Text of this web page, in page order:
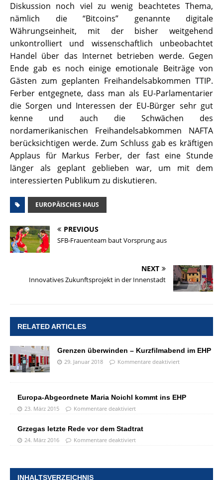
Diskussion noch viel zu wenig beachtetes Thema,
nämlich die “Bitcoins” genannte digitale
Währungseinheit, mit der bisher weitgehend
unkontrolliert und wissenschaftlich unbeobachtet
Handel über das Internet betrieben werde. Gegen
Ende gab es noch einige emotionale Beiträge von
Gästen zum geplanten Freihandelsabkommen TTIP.
Ferber entgegnete, dass man als EU-Parlamentarier
die Sorgen und Interessen der EU-Bürger sehr gut
kenne und auch die Schwächen des
nordamerikanischen Freihandelsabkommen NAFTA
berücksichtigen werde. Zum Schluss gab es kräftigen
Applaus für Markus Ferber, der fast eine Stunde
länger als geplant geblieben war, um mit dem
interessierten Publikum zu diskutieren.
EUROPÄISCHES HAUS
PREVIOUS
SFB-Frauenteam baut Vorsprung aus
NEXT
Innovatives Zukunftsprojekt in der Innenstadt
RELATED ARTICLES
Grenzen überwinden – Kurzfilmabend im EHP
29. Januar 2018 Kommentare deaktiviert
Europa-Abgeordnete Maria Noichl kommt ins EHP
23. März 2015 Kommentare deaktiviert
Grzegas letzte Rede vor dem Stadtrat
24. März 2016 Kommentare deaktiviert
INHALTSVERZEICHNIS